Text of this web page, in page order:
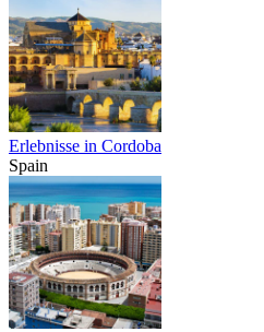
Erlebnisse in Cordoba
Spain